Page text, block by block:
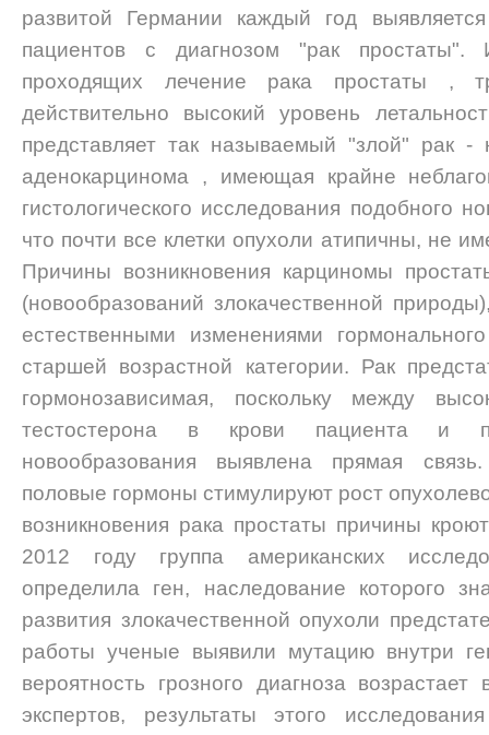
развитой Германии каждый год
пациентов с диагнозом "рак
проходящих лечение рака простаты
действительно высокий уровень
представляет так называемый "злой" рак -
аденокарцинома , имеющая крайне
гистологического исследования подобного
что почти все клетки опухоли атипичны, не
Причины возникновения карциномы
(новообразований злокачественной
естественными изменениями
старшей возрастной категории. Рак
гормонозависимая, поскольку между
тестостерона в крови пациента и
новообразования выявлена прямая
половые гормоны стимулируют рост
возникновения рака простаты причины
2012 году группа американских
определила ген, наследование которого
развития злокачественной опухоли
работы ученые выявили мутацию внутри
вероятность грозного диагноза
экспертов, результаты этого